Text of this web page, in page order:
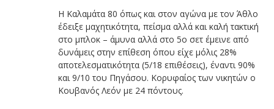
Η Καλαμάτα 80 όπως και στον αγώνα με τον Άθλο
έδειξε μαχητικότητα, πείσμα αλλά και καλή τακτική
στο μπλοκ – άμυνα αλλά στο 5ο σετ έμεινε από
δυνάμεις στην επίθεση όπου είχε μόλις 28%
αποτελεσματικότητα (5/18 επιθέσεις), έναντι 90%
και 9/10 του Πηγάσου. Κορυφαίος των νικητών ο
Κουβανός Λεόν με 24 πόντους.